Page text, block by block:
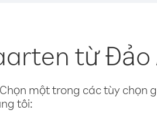
từ Đảo
một trong các tùy chọn
tôi: